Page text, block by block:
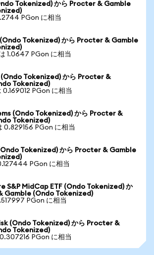
Tokenized) から Procter & Gamble
PGon に相当
Tokenized) から Procter & Gamble
1.0647 PGon に相当
Tokenized) から Procter &
Tokenized)
0.169012 PGon に相当
(Ondo Tokenized) から Procter &
Tokenized)
0.829156 PGon に相当
Tokenized) から Procter & Gamble
PGon に相当
S&P MidCap ETF (Ondo Tokenized) か
Gamble (Ondo Tokenized)
PGon に相当
(Ondo Tokenized) から Procter &
Tokenized)
PGon に相当